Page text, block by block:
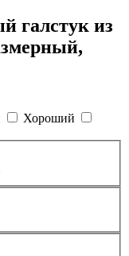
галстук из
Хороший